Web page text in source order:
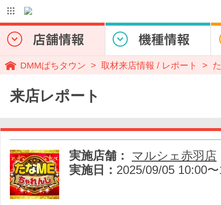
DMMぱちタウン 取材来店情報 / レポート
来店レポート
実施店舗：
マルシェ赤羽店
実施日： 2025/09/05 10:00